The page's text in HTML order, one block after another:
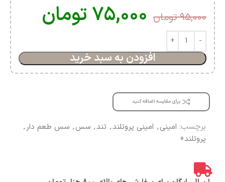
۹۵,۰۰۰ تومان ۷۵,۰۰۰تومان
افزودن به سبد خرید
برای مقایسه اضافه کنید
برچسب: امینی, امینی پروتلند, تند, سس, سس طعم دار,
پروتلند+